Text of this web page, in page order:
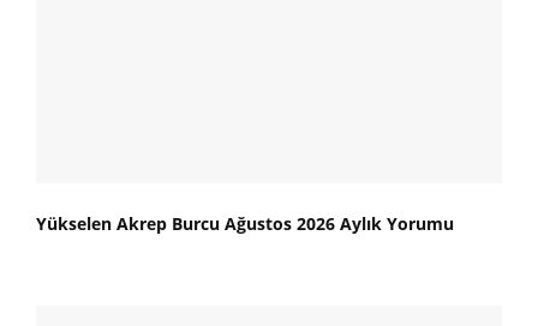
Yükselen Akrep Burcu Ağustos 2026 Aylık Yorumu